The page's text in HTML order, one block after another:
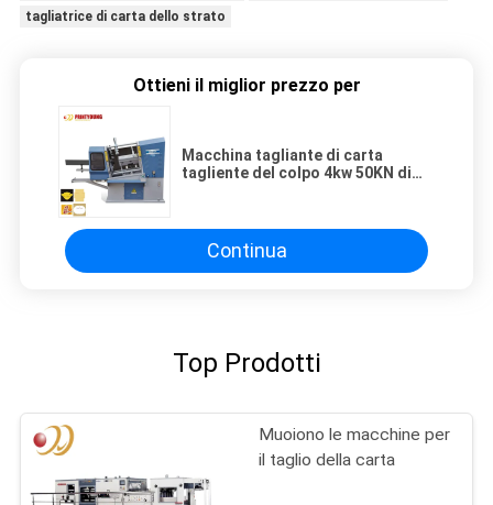
tagliatrice di carta dello strato
Ottieni il miglior prezzo per
Macchina tagliante di carta
tagliente del colpo 4kw 50KN di
Continua
Top Prodotti
Muoiono le macchine per
il taglio della carta